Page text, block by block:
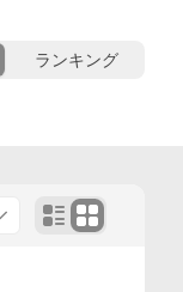
ランキング